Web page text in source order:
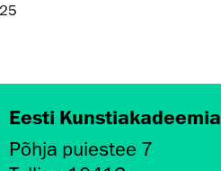
Eesti Kunstiakadeemia
Põhja puiestee 7